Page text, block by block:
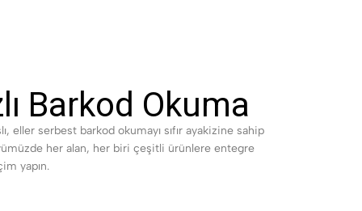
Barkod Okuma
eller serbest barkod okumayı sıfır ayakizine sahip
her alan, her biri çeşitli ürünlere entegre
yapın.